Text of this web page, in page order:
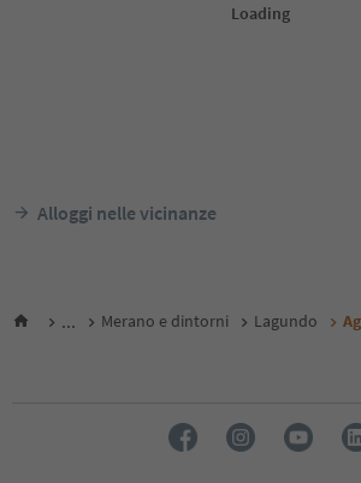
Alloggi nelle vicinanze
... Merano e dintorni Lagundo